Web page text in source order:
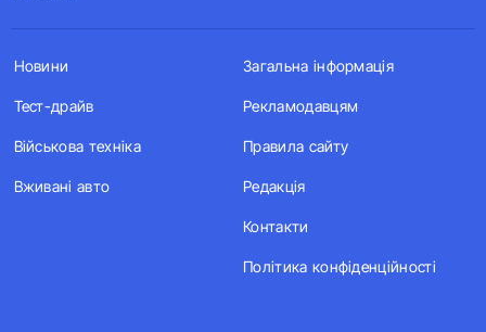
Новини
Тест-драйв
Військова техніка
Вживані авто
Загальна інформація
Рекламодавцям
Правила сайту
Редакція
Контакти
Політика конфіденційності